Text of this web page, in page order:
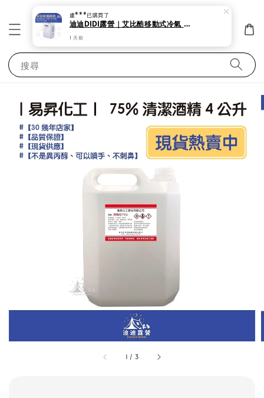
搜尋
1 / 3
盧***已購買了
迪迪DIDI露營｜艾比酷移動式冷氣 露營 帳蓬出租 夏天必備 艾比酷移動式冷氣 低瓦數。
1 天前